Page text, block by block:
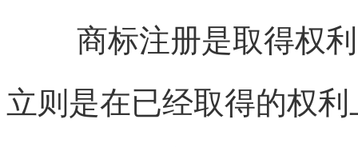
商标注册是取得权
立则是在已经取得的权